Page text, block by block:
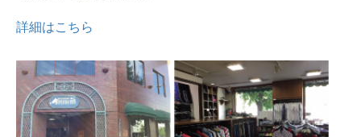
詳細はこちら